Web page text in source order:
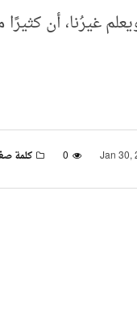
غيرُنا، أن
0 كلمة